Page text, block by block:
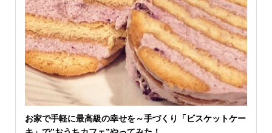
お家で手軽に最高級の幸せを～手づくり「ビスケットケー